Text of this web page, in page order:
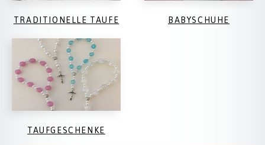
TRADITIONELLE TAUFE BABYSCHUHE
TAUFGESCHENKE